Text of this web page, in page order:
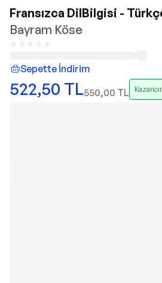
Fransızca DilBilgisi -
Bayram Köse
Sepette İndirim
522,50 TL550,00 TL